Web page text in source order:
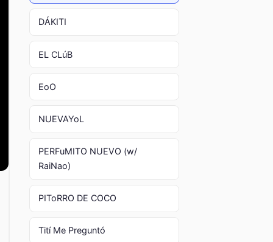
DÁKITI
EL CLúB
EoO
NUEVAYoL
PERFuMITO NUEVO (w/
RaiNao)
PIToRRO DE COCO
Tití Me Preguntó